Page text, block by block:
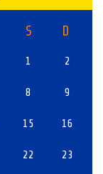
S D
1 2
8 9
15 16
22 23